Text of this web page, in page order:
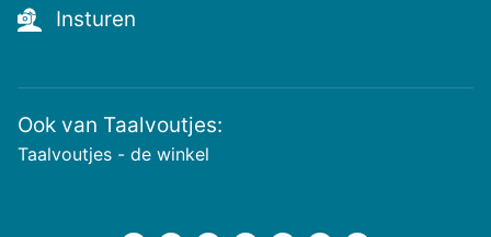
nieuwtjes!Insturen
Ook van Taalvoutjes:
Taalvoutjes - de winkel